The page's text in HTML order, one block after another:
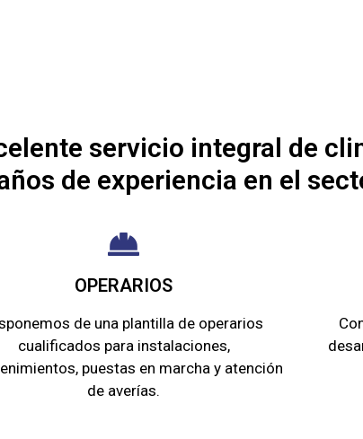
servicio integral de
de experiencia en el
OPERARIOS ​
de una plantilla de operarios
cualificados para instalaciones,
puestas en marcha y atención
de averías.